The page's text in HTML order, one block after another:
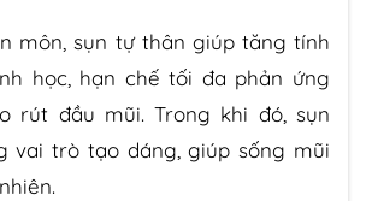
môn, sụn tự thân giúp tăng tính
học, hạn chế tối đa phản ứng
rút đầu mũi. Trong khi đó, sụn
vai trò tạo dáng, giúp sống mũi